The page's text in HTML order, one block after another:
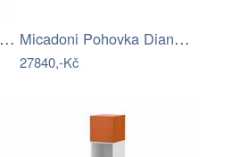
Skříň střední Toronto 408-LZ Micadoni Pohovka Diana 214 cm
27840,-Kč